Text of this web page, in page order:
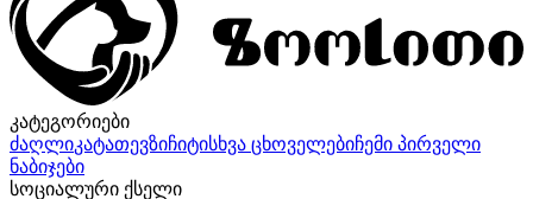
კატეგორიები
ძაღლიკატათევზიჩიტისხვა ცხოველებიჩემი პირველი
ნაბიჯები
სოციალური ქსელი